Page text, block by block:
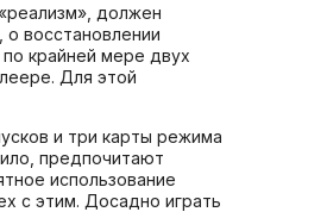
должен
восстановлении
крайней мере двух
Для этой
и три карты режима
предпочитают
использование
с этим. Досадно играть